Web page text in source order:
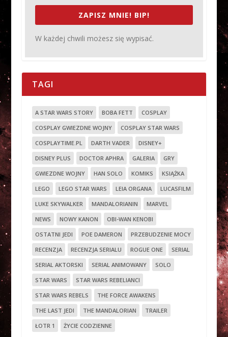
ZAPISZ MNIE! BIP!
W każdej chwili możesz się wypisać.
TAGI
A STAR WARS STORY BOBA FETT
COSPLAY
COSPLAY GWIEZDNE WOJNY
COSPLAY STAR WARS
COSPLAYTIME.PL
DARTH VADER
DISNEY+
DISNEY PLUS
DOCTOR APHRA GALERIA
GRY
GWIEZDNE WOJNY
HAN SOLO KOMIKS
KSIĄŻKA
LEGO
LEGO STAR WARS LEIA ORGANA
LUCASFILM
LUKE SKYWALKER
MANDALORIANIN
MARVEL
NEWS
NOWY KANON
OBI-WAN KENOBI
OSTATNI JEDI
POE DAMERON
PRZEBUDZENIE MOCY
RECENZJA
RECENZJA SERIALU ROGUE ONE
SERIAL
SERIAL AKTORSKI
SERIAL ANIMOWANY
SOLO
STAR WARS
STAR WARS REBELIANCI
STAR WARS REBELS
THE FORCE AWAKENS
THE LAST JEDI
THE MANDALORIAN
TRAILER
ŁOTR 1
ŻYCIE CODZIENNE